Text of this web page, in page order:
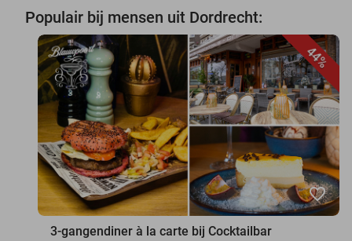
Populair bij mensen uit Dordrecht:
44%
favorite_border
3-gangendiner à la carte bij Cocktailbar